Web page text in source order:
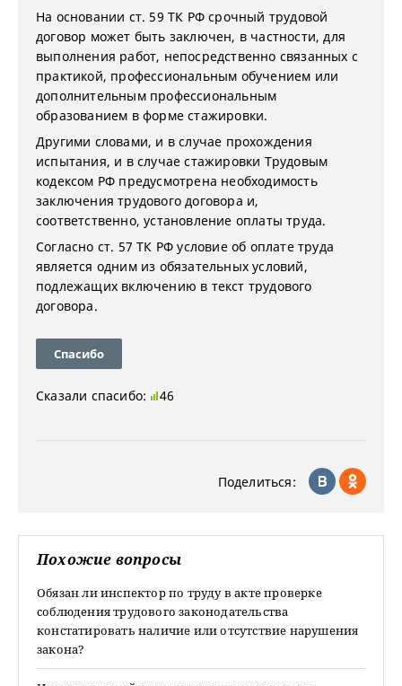
На основании ст. 59 ТК РФ срочный трудовой
договор может быть заключен, в частности, для
выполнения работ, непосредственно связанных с
практикой, профессиональным обучением или
дополнительным профессиональным
образованием в форме стажировки.
Другими словами, и в случае прохождения
испытания, и в случае стажировки Трудовым
кодексом РФ предусмотрена необходимость
заключения трудового договора и,
соответственно, установление оплаты труда.
Согласно ст. 57 ТК РФ условие об оплате труда
является одним из обязательных условий,
подлежащих включению в текст трудового
договора.
Спасибо
Сказали спасибо: 46
Поделиться:
Похожие вопросы
Обязан ли инспектор по труду в акте проверке
соблюдения трудового законодательства
констатировать наличие или отсутствие нарушения
закона?